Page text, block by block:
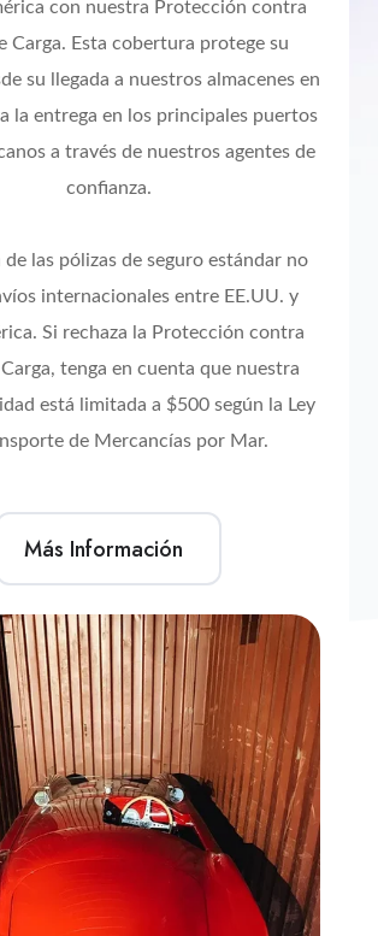
con nuestra Protección contra
Carga. Esta cobertura protege su
su llegada a nuestros almacenes en
la entrega en los principales puertos
a través de nuestros agentes de
confianza.
de las pólizas de seguro estándar no
internacionales entre EE.UU. y
Si rechaza la Protección contra
tenga en cuenta que nuestra
está limitada a $500 según la Ley
de Mercancías por Mar.
Más Información